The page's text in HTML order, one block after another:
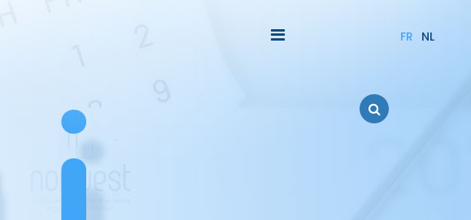
FR NL